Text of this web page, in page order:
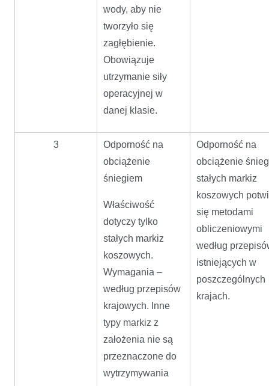
wody, aby nie
tworzyło się
zagłębienie.
Obowiązuje
utrzymanie siły
operacyjnej w
danej klasie.
3
Odporność na
obciążenie
śniegiem
Właściwość
dotyczy tylko
stałych markiz
koszowych.
Wymagania –
według przepisów
krajowych. Inne
typy markiz z
założenia nie są
przeznaczone do
wytrzymywania
Odporność na
obciążenie
stałych markiz
koszowych
się metodami
obliczeniowymi
według
istniejących w
poszczególnych
krajach.